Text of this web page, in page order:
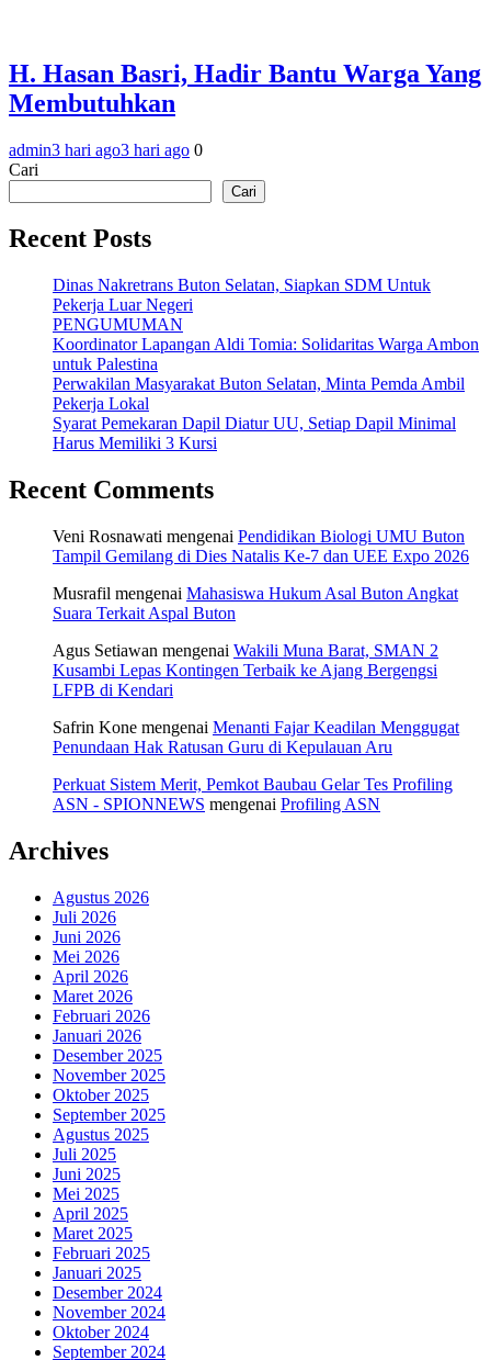
H. Hasan Basri, Hadir Bantu Warga Yang
Membutuhkan
admin3 hari ago3 hari ago 0
Cari
Cari
Recent Posts
Dinas Nakretrans Buton Selatan, Siapkan SDM Untuk
Pekerja Luar Negeri
PENGUMUMAN
Koordinator Lapangan Aldi Tomia: Solidaritas Warga Ambon
untuk Palestina
Perwakilan Masyarakat Buton Selatan, Minta Pemda Ambil
Pekerja Lokal
Syarat Pemekaran Dapil Diatur UU, Setiap Dapil Minimal
Harus Memiliki 3 Kursi
Recent Comments
Veni Rosnawati mengenai Pendidikan Biologi UMU Buton
Tampil Gemilang di Dies Natalis Ke-7 dan UEE Expo 2026
Musrafil mengenai Mahasiswa Hukum Asal Buton Angkat
Suara Terkait Aspal Buton
Agus Setiawan mengenai Wakili Muna Barat, SMAN 2
Kusambi Lepas Kontingen Terbaik ke Ajang Bergengsi
LFPB di Kendari
Safrin Kone mengenai Menanti Fajar Keadilan Menggugat
Penundaan Hak Ratusan Guru di Kepulauan Aru
Perkuat Sistem Merit, Pemkot Baubau Gelar Tes Profiling
ASN - SPIONNEWS mengenai Profiling ASN
Archives
Agustus 2026
Juli 2026
Juni 2026
Mei 2026
April 2026
Maret 2026
Februari 2026
Januari 2026
Desember 2025
November 2025
Oktober 2025
September 2025
Agustus 2025
Juli 2025
Juni 2025
Mei 2025
April 2025
Maret 2025
Februari 2025
Januari 2025
Desember 2024
November 2024
Oktober 2024
September 2024